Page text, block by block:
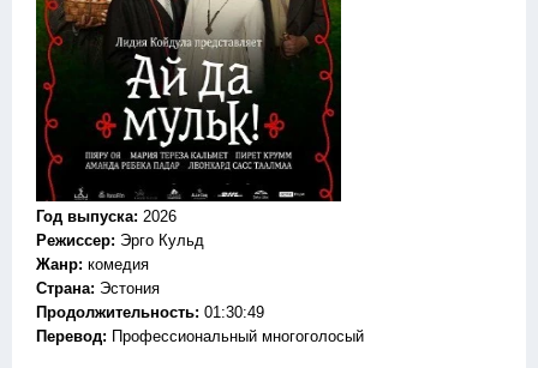
Год выпуска: 2026
Режиссер: Эрго Кульд
Жанр: комедия
Страна: Эстония
Продолжительность: 01:30:49
Перевод: Профессиональный многоголосый